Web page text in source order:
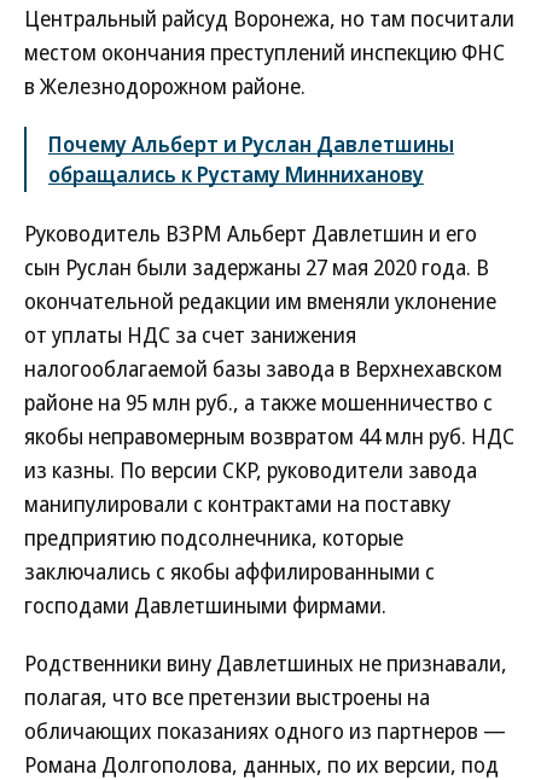
Центральный райсуд Воронежа, но там посчитали
местом окончания преступлений инспекцию ФНС
в Железнодорожном районе.
Почему Альберт и Руслан Давлетшины
обращались к Рустаму Минниханову
Руководитель ВЗРМ Альберт Давлетшин и его
сын Руслан были задержаны 27 мая 2020 года. В
окончательной редакции им вменяли уклонение
от уплаты НДС за счет занижения
налогооблагаемой базы завода в Верхнехавском
районе на 95 млн руб., а также мошенничество с
якобы неправомерным возвратом 44 млн руб. НДС
из казны. По версии СКР, руководители завода
манипулировали с контрактами на поставку
предприятию подсолнечника, которые
заключались с якобы аффилированными c
господами Давлетшиными фирмами.
Родственники вину Давлетшиных не признавали,
полагая, что все претензии выстроены на
обличающих показаниях одного из партнеров —
Романа Долгополова, данных, по их версии, под